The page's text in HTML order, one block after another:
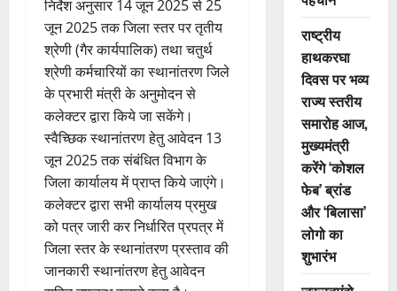
निर्देश अनुसार 14 जून 2025 से 25
जून 2025 तक जिला स्तर पर तृतीय
श्रेणी (गैर कार्यपालिक) तथा चतुर्थ
श्रेणी कर्मचारियों का स्थानांतरण जिले
के प्रभारी मंत्री के अनुमोदन से
कलेक्टर द्वारा किये जा सकेंगे।
स्वैच्छिक स्थानांतरण हेतु आवेदन 13
जून 2025 तक संबंधित विभाग के
जिला कार्यालय में प्राप्त किये जाएंगे।
कलेक्टर द्वारा सभी कार्यालय प्रमुख
को पत्र जारी कर निर्धारित प्रपत्र में
जिला स्तर के स्थानांतरण प्रस्ताव की
जानकारी स्थानांतरण हेतु आवेदन
राष्ट्रीय
हाथकरघा
दिवस पर भव्य
राज्य स्तरीय
समारोह आज,
मुख्यमंत्री
करेंगे ‘कोशल
फेब’ ब्रांड
और ‘बिलासा’
लोगो का
शुभारंभ